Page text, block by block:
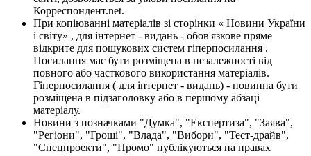
Корреспондент.net.
При копіюванні матеріалів зі сторінки « Новини України
і світу» , для інтернет - видань - обов'язкове пряме
відкрите для пошукових систем гіперпосилання .
Посилання має бути розміщена в незалежності від
повного або часткового використання матеріалів.
Гіперпосилання ( для інтернет - видань) - повинна бути
розміщена в підзаголовку або в першому абзаці
матеріалу.
Новини з позначками "Думка", "Експертиза", "Заява",
"Регіони", "Гроші", "Влада", "Вибори", "Тест-драйв",
"Спецпроекти", "Промо" публікуються на правах